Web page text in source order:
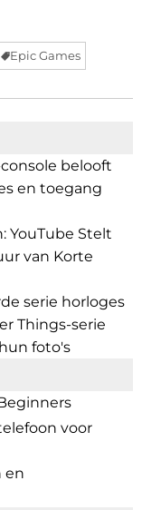
Epic Games
Telegram
belooft
en toegang
YouTube Stelt
van Korte
serie horloges
Things-serie
foto's
voor
en